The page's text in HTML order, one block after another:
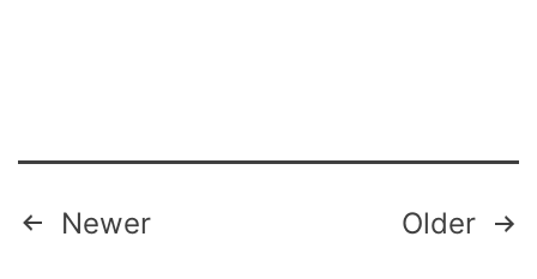
Posts
Newer Older